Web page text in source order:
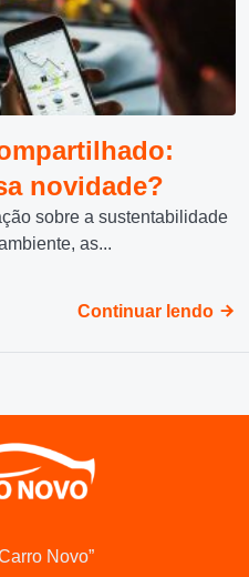
novidade?
sobre a sustentabilidade
as...
Continuar lendo
Novo”